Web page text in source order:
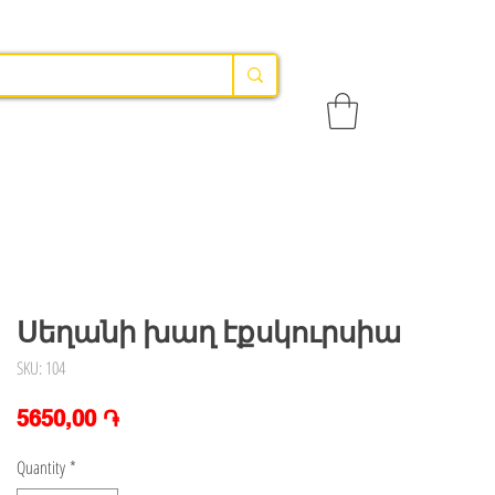
Սեղանի խաղ էքսկուրսիա
SKU: 104
5650,00 ֏Price
Quantity *